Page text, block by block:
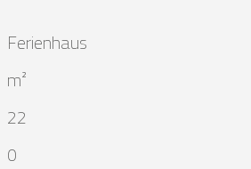
Ferienhaus
m²
22
0